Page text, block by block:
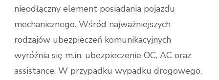
nieodłączny element posiadania pojazdu
mechanicznego. Wśród najważniejszych
rodzajów ubezpieczeń komunikacyjnych
wyróżnia się m.in. ubezpieczenie OC, AC oraz
assistance. W przypadku wypadku drogowego,